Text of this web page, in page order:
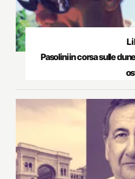
Pasolini in corsa sulle